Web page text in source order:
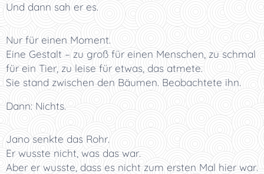
Und dann sah er es.
Nur für einen Moment.
Eine Gestalt – zu groß für einen Menschen, zu schmal
für ein Tier, zu leise für etwas, das atmete.
Sie stand zwischen den Bäumen. Beobachtete ihn.
Dann: Nichts.
Jano senkte das Rohr.
Er wusste nicht, was das war.
Aber er wusste, dass es nicht zum ersten Mal hier war.